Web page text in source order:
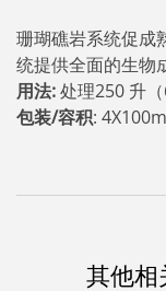
珊瑚礁岩系统促成
统提供全面的生物
用法:处理250 升（
包装/容积:
其他相